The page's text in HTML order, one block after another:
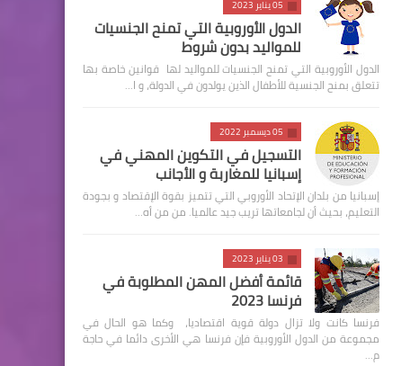
05 يناير 2023
الدول الأوروبية التي تمنح الجنسيات
للمواليد بدون شروط
الدول الأوروبية التي تمنح الجنسيات للمواليد لها قوانين خاصة بها
تتعلق بمنح الجنسية للأطفال الذين يولدون في الدولة، و ا…
05 ديسمبر 2022
التسجيل في التكوين المهني في
إسبانيا للمغاربة و الأجانب
إسبانيا من بلدان الإتحاد الأوروبي التي تتميز بقوة الإقتصاد و بجودة
التعليم، بحيث أن لجامعاتها تريب جيد عالميا. من من أه…
03 يناير 2023
قائمة أفضل المهن المطلوبة في
فرنسا 2023
فرنسا كانت ولا تزال دولة قوية اقتصاديا، وكما هو الحال في
مجموعة من الدول الأوروبية فإن فرنسا هي الأخرى دائما في حاجة
م…